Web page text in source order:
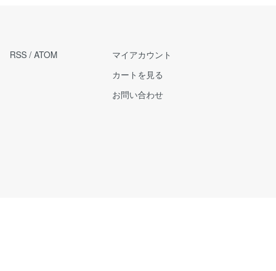
RSS / ATOM
マイアカウント
カートを見る
お問い合わせ